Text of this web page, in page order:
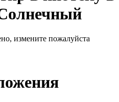
измените пожалуйста